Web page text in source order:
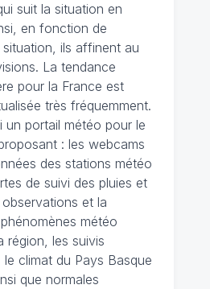
suit la situation en
en fonction de
ils affinent au
La tendance
pour la France est
très fréquemment.
un portail météo pour le
: les webcams
des stations météo
de suivi des pluies et
et la
météo
région, les suivis
climat du Pays Basque
que normales